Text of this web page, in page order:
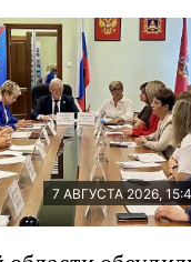
7 АВГУСТА 2026,